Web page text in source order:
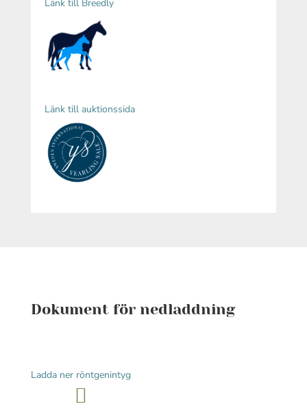
Länk till Breedly
Länk till auktionssida
Dokument för nedladdning
Ladda ner röntgenintyg